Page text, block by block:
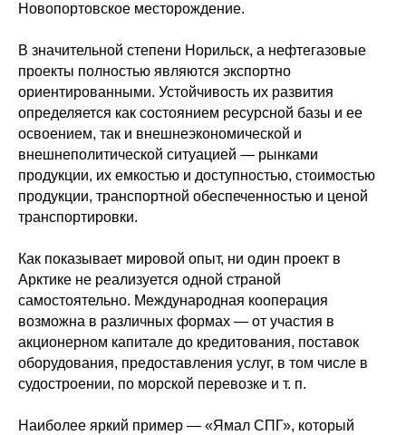
Новопортовское месторождение.
В значительной степени Норильск, а нефтегазовые
проекты полностью являются экспортно
ориентированными. Устойчивость их развития
определяется как состоянием ресурсной базы и ее
освоением, так и внешнеэкономической и
внешнеполитической ситуацией — рынками
продукции, их емкостью и доступностью, стоимостью
продукции, транспортной обеспеченностью и ценой
транспортировки.
Как показывает мировой опыт, ни один проект в
Арктике не реализуется одной страной
самостоятельно. Международная кооперация
возможна в различных формах — от участия в
акционерном капитале до кредитования, поставок
оборудования, предоставления услуг, в том числе в
судостроении, по морской перевозке и т. п.
Наиболее яркий пример — «Ямал СПГ», который